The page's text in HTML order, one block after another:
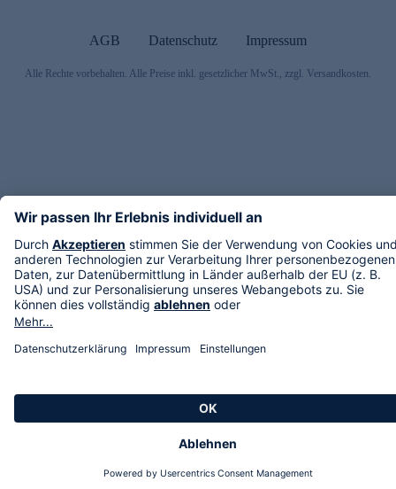
AGB Datenschutz Impressum
Alle Rechte vorbehalten. Alle Preise inkl. gesetzlicher MwSt., zzgl. Versandkosten.